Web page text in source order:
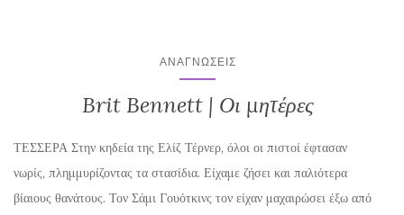
ΑΝΑΓΝΏΣΕΙΣ
Brit Bennett | Οι μητέρες
ΤΕΣΣΕΡΑ Στην κηδεία της Ελίζ Τέρνερ, όλοι οι πιστοί έφτασαν
νωρίς, πλημμυρίζοντας τα στασίδια. Είχαμε ζήσει και παλιότερα
βίαιους θανάτους. Τον Σάμι Γουότκινς τον είχαν μαχαιρώσει έξω από